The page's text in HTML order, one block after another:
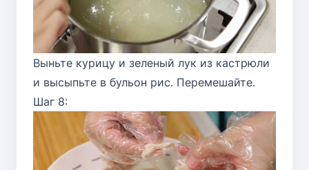
Выньте курицу и зеленый лук из кастрюли
и высыпьте в бульон рис. Перемешайте.
Шаг 8: